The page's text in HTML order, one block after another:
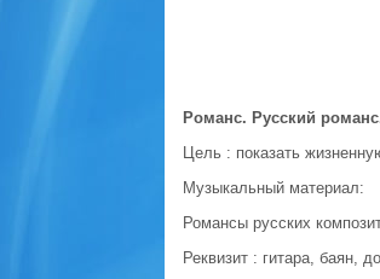
Романс. Русский
Цель : показать
Музыкальный материал:
Романсы русских
Реквизит : гитара, баян,